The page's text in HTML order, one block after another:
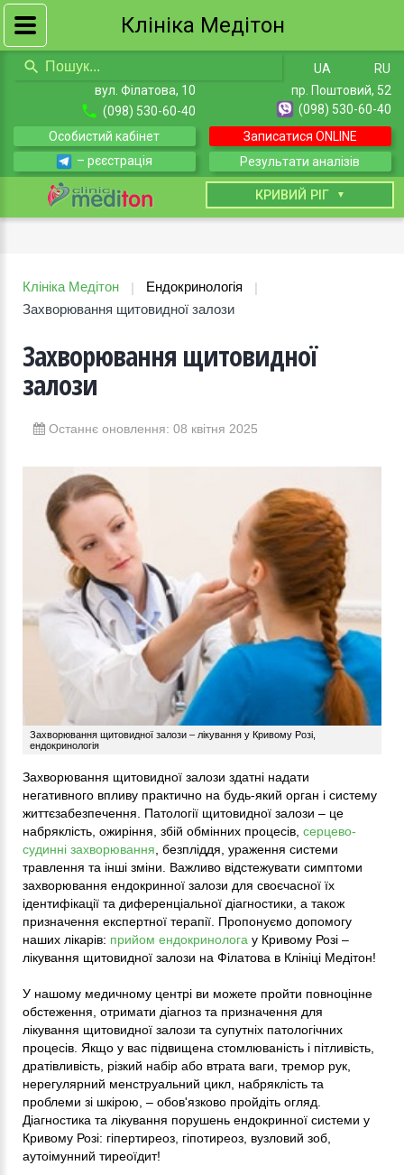
UA
RU
вул. Філатова, 10
(098) 530-60-40
пр. Поштовий, 52
(098) 530-60-40
Особистий кабінет
– рєєстрація
Записатися ONLINE
Результати аналізів
КРИВИЙ РІГ
Клініка Медітон | Ендокринологія
|
Захворювання щитовидної залози
Захворювання щитовидної
залози
Останнє оновлення: 08 квітня 2025
Захворювання щитовидної залози – лікування у Кривому Розі,
ендокринологія
Захворювання щитовидної залози здатні надати
негативного впливу практично на будь-який орган і систему
життєзабезпечення. Патології щитовидної залози – це
набряклість, ожиріння, збій обмінних процесів, серцево-
судинні захворювання , безпліддя, ураження системи
травлення та інші зміни. Важливо відстежувати симптоми
захворювання ендокринної залози для своєчасної їх
ідентифікації та диференціальної діагностики, а також
призначення експертної терапії. Пропонуємо допомогу
наших лікарів: прийом ендокринолога у Кривому Розі –
лікування щитовидної залози на Філатова в Клініці Медітон!
У нашому медичному центрі ви можете пройти повноцінне
обстеження, отримати діагноз та призначення для
лікування щитовидної залози та супутніх патологічних
процесів. Якщо у вас підвищена стомлюваність і пітливість,
дратівливість, різкий набір або втрата ваги, тремор рук,
нерегулярний менструальний цикл, набряклість та
проблеми зі шкірою, – обов'язково пройдіть огляд.
Діагностика та лікування порушень ендокринної системи у
Кривому Розі: гіпертиреоз, гіпотиреоз, вузловий зоб,
аутоімунний тиреоїдит!
Клініка Медітон